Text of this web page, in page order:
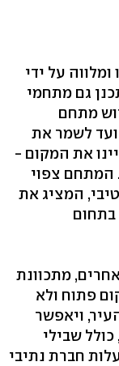
על ידי
גם מתחמי
מתחם
לשמר את
את המקום -
המתחם צפוי
המציג את
מתכוונת
פתוח ולא
ויאפשר
שבילי
חברת נתיבי